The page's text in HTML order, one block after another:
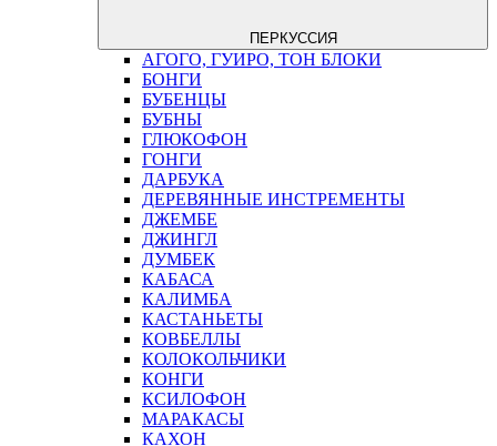
ПЕРКУССИЯ
АГОГО, ГУИРО, ТОН БЛОКИ
БОНГИ
БУБЕНЦЫ
БУБНЫ
ГЛЮКОФОН
ГОНГИ
ДАРБУКА
ДЕРЕВЯННЫЕ ИНСТРЕМЕНТЫ
ДЖЕМБЕ
ДЖИНГЛ
ДУМБЕК
КАБАСА
КАЛИМБА
КАСТАНЬЕТЫ
КОВБЕЛЛЫ
КОЛОКОЛЬЧИКИ
КОНГИ
КСИЛОФОН
МАРАКАСЫ
КАХОН